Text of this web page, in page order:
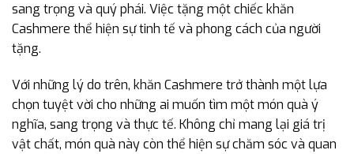
sang trọng và quý phái. Việc tặng một chiếc khăn
Cashmere thể hiện sự tinh tế và phong cách của người
tặng.
Với những lý do trên, khăn Cashmere trở thành một lựa
chọn tuyệt vời cho những ai muốn tìm một món quà ý
nghĩa, sang trọng và thực tế. Không chỉ mang lại giá trị
vật chất, món quà này còn thể hiện sự chăm sóc và quan